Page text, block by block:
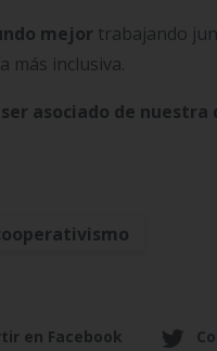
mejor trabajando
más inclusiva.
asociado de
en Facebook